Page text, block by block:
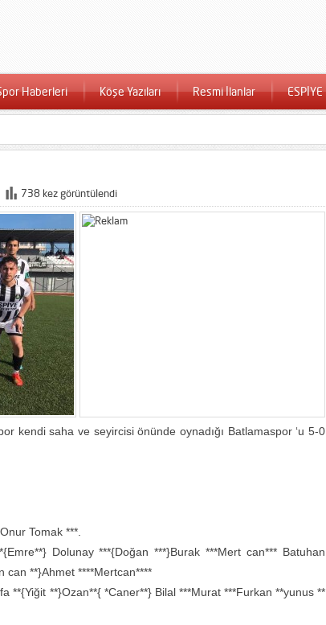
Haberleri Köşe Yazıları Resmi İlanlar ESPİYE
738 kez görüntülendi
kendi saha ve seyircisi önünde oynadığı Batlamaspor ‘u 5-0
Tomak ***.
Dolunay ***{Doğan ***}Burak ***Mert can*** Batuhan
can **}Ahmet ****Mertcan****
**{Yiğit **}Ozan**{ *Caner**} Bilal ***Murat ***Furkan **yunus **